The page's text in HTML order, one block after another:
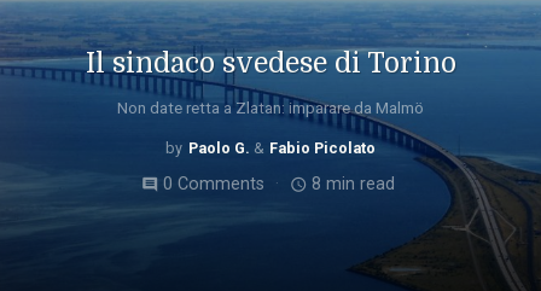
Il sindaco svedese di Torino
Non date retta a Zlatan: imparare da Malmö
Paolo G. Fabio Picolato
comment0 Comments access_time 8 min read